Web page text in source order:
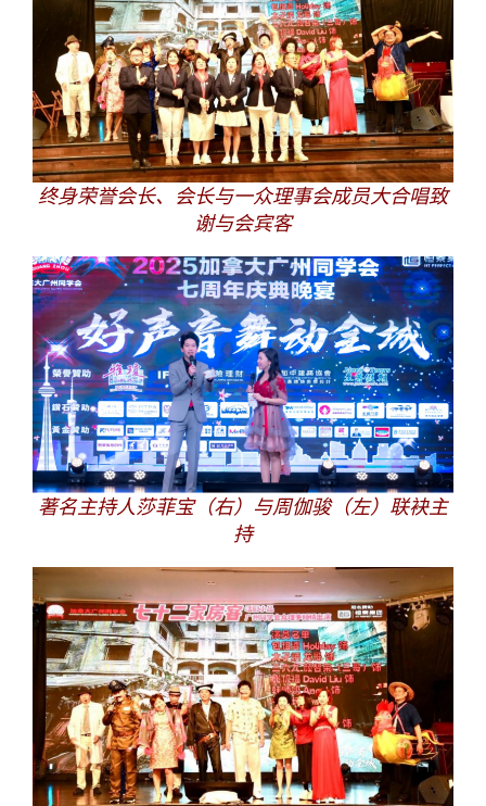
终身荣誉会长、会长与一众理事会成员大合唱致
谢与会宾客
著名主持人莎菲宝（右）与周伽骏（左）联袂主
持